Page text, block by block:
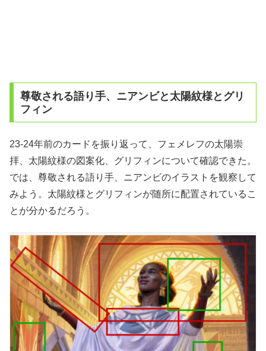
尊敬される語り手、ニアンビと太陽紋様とグリ
フィン
23-24年前のカードを振り返って、フェメレフの太陽崇
拝、太陽紋様の図案化、グリフィンについて確認できた。
では、尊敬される語り手、ニアンビのイラストを観察して
みよう。太陽紋様とグリフィンが随所に配置されているこ
とが分かるだろう。